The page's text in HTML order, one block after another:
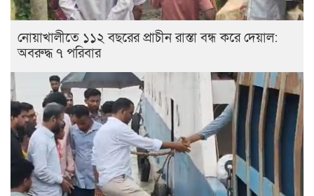
নোয়াখালীতে ১১২ বছরের প্রাচীন রাস্তা বন্ধ করে দেয়াল:
অবরুদ্ধ ৭ পরিবার